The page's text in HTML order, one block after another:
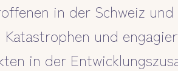
in der Schweiz
und
in der